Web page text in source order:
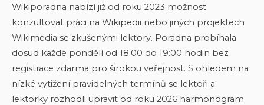
Wikiporadna nabízí již od roku 2023 možnost
konzultovat práci na Wikipedii nebo jiných projektech
Wikimedia se zkušenými lektory. Poradna probíhala
dosud každé pondělí od 18:00 do 19:00 hodin bez
registrace zdarma pro širokou veřejnost. S ohledem na
nízké vytižení pravidelných termínů se lektoři a
lektorky rozhodli upravit od roku 2026 harmonogram.